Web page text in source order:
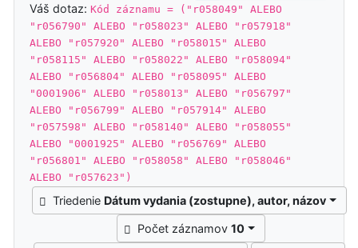
Váš dotaz:Kód záznamu = ("r058049" ALEBO
"r056790" ALEBO "r058023" ALEBO "r057918"
ALEBO "r057920" ALEBO "r058015" ALEBO
"r058115" ALEBO "r058022" ALEBO "r058094"
ALEBO "r056804" ALEBO "r058095" ALEBO
"0001906" ALEBO "r058013" ALEBO "r056797"
ALEBO "r056799" ALEBO "r057914" ALEBO
"r057598" ALEBO "r058140" ALEBO "r058055"
ALEBO "0001925" ALEBO "r056769" ALEBO
"r056801" ALEBO "r058058" ALEBO "r058046"
ALEBO "r057623")
Triedenie Dátum vydania (zostupne), autor, názov
Počet záznamov10